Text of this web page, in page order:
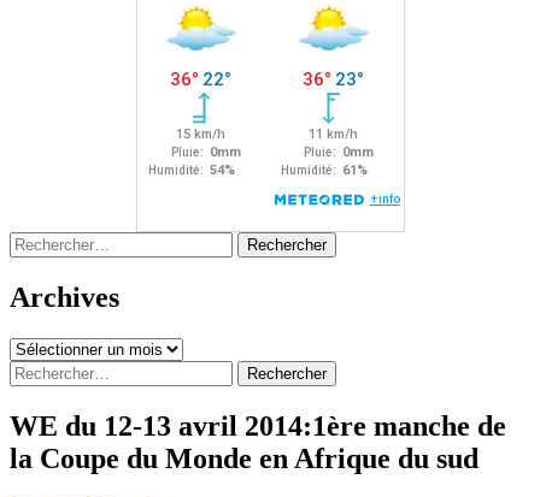
Rechercher :
Archives
Archives
Rechercher :
WE du 12-13 avril 2014:1ère manche de
la Coupe du Monde en Afrique du sud